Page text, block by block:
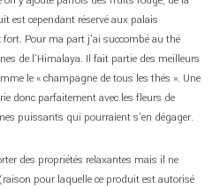
est cependant réservé aux palais
Pour ma part j’ai succombé au thé
de l’Himalaya. Il fait partie des meilleurs
le « champagne de tous les thés ». Une
donc parfaitement avec les fleurs de
puissants qui pourraient s’en dégager.
des propriétés relaxantes mais il ne
pour laquelle ce produit est autorisé